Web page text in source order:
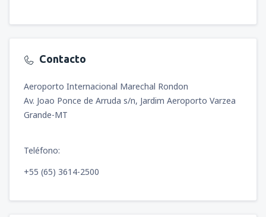
Contacto
Aeroporto Internacional Marechal Rondon
Av. Joao Ponce de Arruda s/n, Jardim Aeroporto Varzea
Grande-MT
Teléfono:
+55 (65) 3614-2500